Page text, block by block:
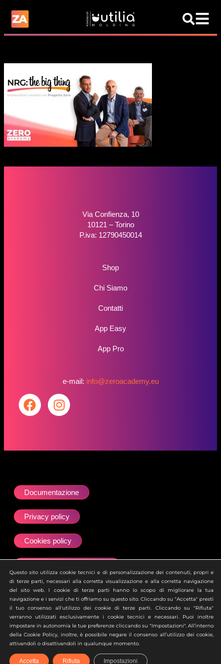
Via Confienza, 10
10121 – Torino
P.iva: 12790450014
Shop
Chi Siamo
Contatti
App Easy
App Pro
e-mail: info@zeroacademy.eu
Documentazione
Privacy policy
Cookies policy
Site map
Ai sensi dell’art. 2497 del Codice Civile si attesta che la
società Zero Academy S.r.l. è soggetta all’attività di
direzione e coordinamento della società uBroker S.p.A.
Questo sito utilizza cookie tecnici e di personalizzazione dei contenuti, propri e
di terze parti, necessari alla corretta visualizzazione e alla corretta navigazione
del sito web. I cookie di terze parti hanno lo scopo di migliorare la tua
navigazione e i servizi che ti offriamo su questo sito. Cliccando su "Accetta" presti
il tuo consenso all'utilizzo dei cookie di terze parti. Cliccando su "Rifiuta"
verranno utilizzati esclusivamente i cookie tecnici e necessari. Puoi inoltre
impostare in autonomia le tue preferenze cliccando su "Impostazioni". All’interno
della Cookie Policy, inoltre, è possibile negare il consenso all’utilizzo dei cookie,
attivandoli o disattivandoli in qualunque momento.
Accetta Rifiuta Impostazioni